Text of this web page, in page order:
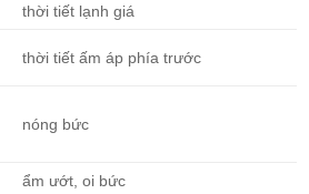
thời tiết lạnh giá
thời tiết ấm áp phía trước
nóng bức
ẩm ướt, oi bức